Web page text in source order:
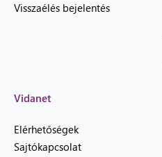
Visszaélés bejelentés
Vidanet
Elérhetőségek
Sajtókapcsolat